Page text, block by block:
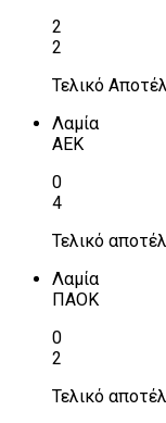
2
2
Τελικό
Λαμία
ΑΕΚ
0
4
Τελικό
Λαμία
ΠΑΟΚ
0
2
Τελικό